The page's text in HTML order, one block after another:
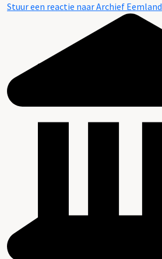
Stuur een reactie naar Archief Eemland